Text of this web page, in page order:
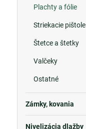
Plachty a fólie
Striekacie pištole
Štetce a štetky
Valčeky
Ostatné
Zámky, kovania
Nivelizácia dlažby